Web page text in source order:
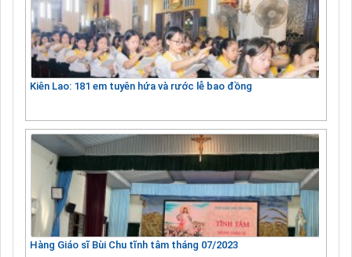
Kiên Lao: 181 em tuyên hứa và rước lễ bao đồng
Hàng Giáo sĩ Bùi Chu tĩnh tâm tháng 07/2023